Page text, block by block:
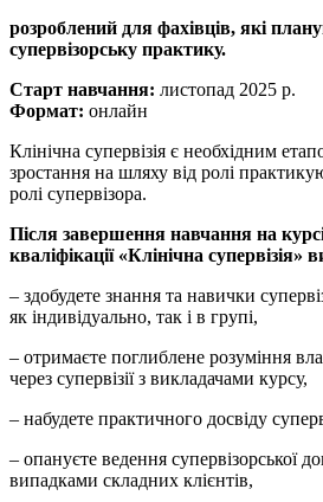
розроблений для фахівців, які
супервізорську практику.
Старт навчання: листопад 2025 р.
Формат: онлайн
Клінічна супервізія є необхідним
зростання на шляху від ролі
ролі супервізора.
Після завершення навчання на
кваліфікації «Клінічна супервізія»
– здобудете знання та навички
як індивідуально, так і в групі,
– отримаєте поглиблене розуміння
через супервізії з викладачами курсу,
– набудете практичного досвіду
– опaнуєте ведення супервізорської
випадками складних клієнтів,